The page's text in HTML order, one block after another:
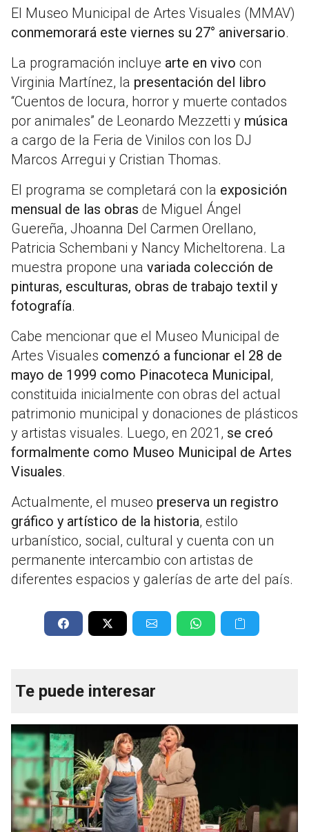
El Museo Municipal de Artes Visuales (MMAV)
conmemorará este viernes su 27° aniversario.
La programación incluye arte en vivo con
Virginia Martínez, la presentación del libro
“Cuentos de locura, horror y muerte contados
por animales” de Leonardo Mezzetti y música
a cargo de la Feria de Vinilos con los DJ
Marcos Arregui y Cristian Thomas.
El programa se completará con la exposición
mensual de las obras de Miguel Ángel
Guereña, Jhoanna Del Carmen Orellano,
Patricia Schembani y Nancy Micheltorena. La
muestra propone una variada colección de
pinturas, esculturas, obras de trabajo textil y
fotografía.
Cabe mencionar que el Museo Municipal de
Artes Visuales comenzó a funcionar el 28 de
mayo de 1999 como Pinacoteca Municipal,
constituida inicialmente con obras del actual
patrimonio municipal y donaciones de plásticos
y artistas visuales. Luego, en 2021, se creó
formalmente como Museo Municipal de Artes
Visuales.
Actualmente, el museo preserva un registro
gráfico y artístico de la historia, estilo
urbanístico, social, cultural y cuenta con un
permanente intercambio con artistas de
diferentes espacios y galerías de arte del país.
Te puede interesar